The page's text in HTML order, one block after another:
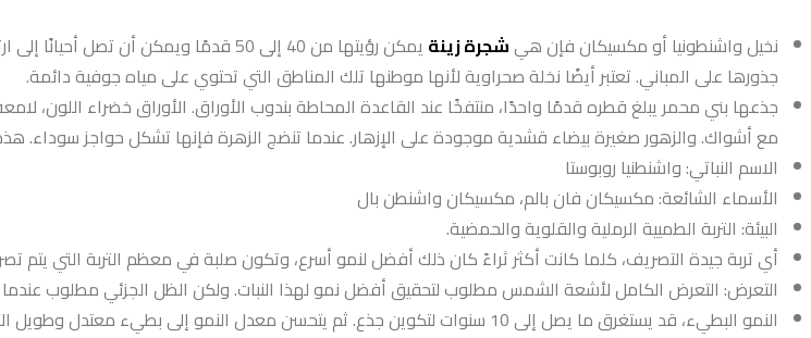
نخيل واشنطونيا أو مكسيكان فإن هيشجرة زينة
جذورها على المباني. تعتبر أيضًا نخلة صحراوية لأنها موطنها تلك المناطق التي تحتوي على مياه جوفية دائمة.
جذعها بني محمر يبلغ قطره قدمًا واحدًا، منتفخًا عند القاعدة المحاطة بندوب الأوراق. الأوراق خضراء اللون،
مع أشواك. والزهور صغيرة بيضاء قشدية موجودة على الإزهار. عندما تنضج الزهرة فإنها تشكل حواجز سوداء. هذه
الاسم النباتي: واشنطنيا روبوستا
الأسماء الشائعة: مكسيكان فان بالم، مكسيكان واشنطن بال
البيئة: التربة الطميية الرملية والقلوية والحمضية.
أي تربة جيدة التصريف، كلما كانت أكثر ثراءً كان ذلك أفضل لنمو أسرع، وتكون صلبة في معظم التربة التي يتم
التعرض: التعرض الكامل لأشعة الشمس مطلوب لتحقيق أفضل نمو لهذا النبات. ولكن الظل الجزئي مطلوب عندما
النمو البطيء، قد يستغرق ما يصل إلى 10 سنوات لتكوين جذع. ثم يتحسن معدل النمو إلى بطيء معتدل وطويل الأمد.